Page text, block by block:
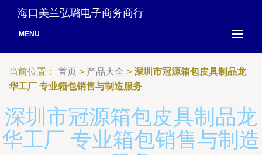
海口美兰弘璐电子商务商行
MENU
当前位置： 首页 > 产品大全 > 深圳市冠源箱包皮具制品龙
华工厂 专业箱包销售与制造服务
深圳市冠源箱包皮具制品龙
华工厂 专业箱包销售与制造